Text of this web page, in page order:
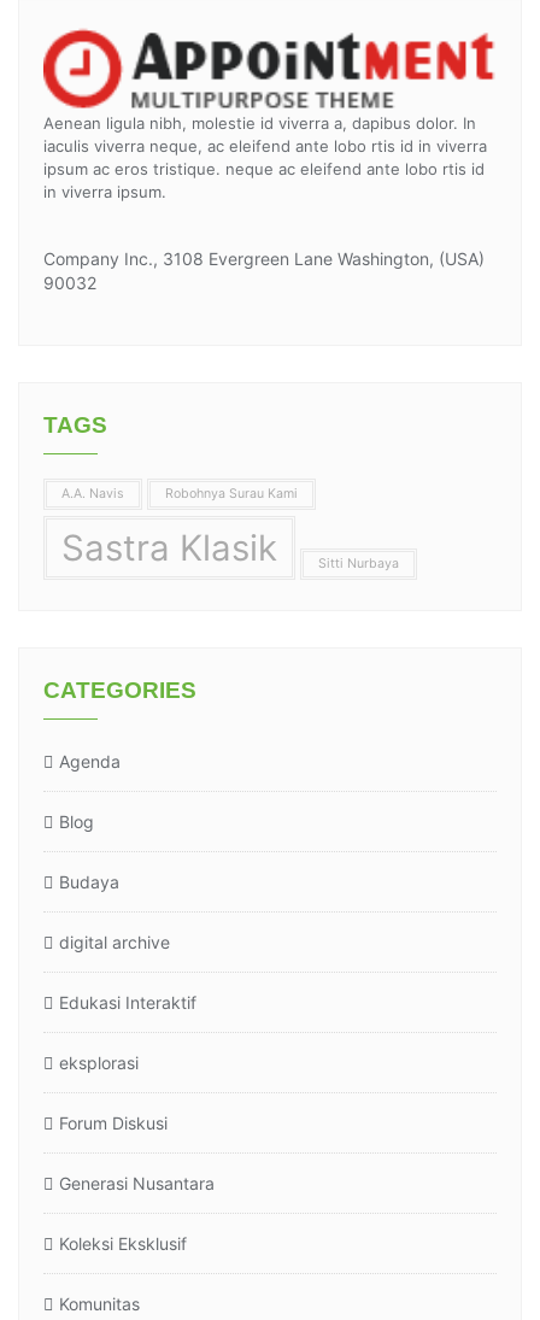
Aenean ligula nibh, molestie id viverra a, dapibus dolor. In
iaculis viverra neque, ac eleifend ante lobo rtis id in viverra
ipsum ac eros tristique. neque ac eleifend ante lobo rtis id
in viverra ipsum.
Company Inc., 3108 Evergreen Lane Washington, (USA)
90032
TAGS
A.A. Navis Robohnya Surau Kami
Sastra Klasik Sitti Nurbaya
CATEGORIES
Agenda
Blog
Budaya
digital archive
Edukasi Interaktif
eksplorasi
Forum Diskusi
Generasi Nusantara
Koleksi Eksklusif
Komunitas